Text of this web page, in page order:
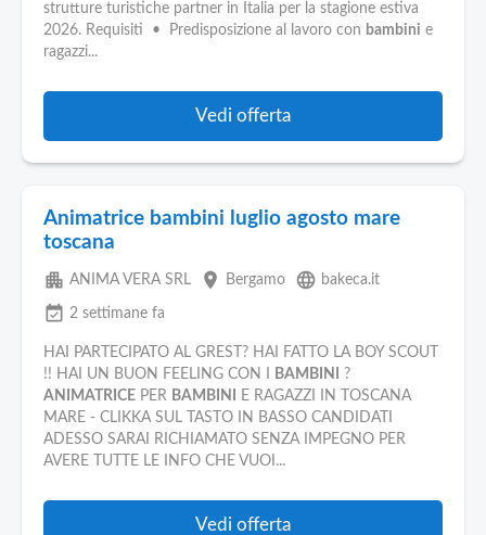
strutture turistiche partner in Italia per la stagione estiva
2026. Requisiti • Predisposizione al lavoro con bambini e
ragazzi...
Vedi offerta
Animatrice bambini luglio agosto mare
toscana
apartment ANIMA VERA SRL place Bergamo language bakeca.it
event_available 2 settimane fa
HAI PARTECIPATO AL GREST? HAI FATTO LA BOY SCOUT
!! HAI UN BUON FEELING CON I
BAMBINI
?
ANIMATRICE PER BAMBINI
E RAGAZZI IN TOSCANA
MARE - CLIKKA SUL TASTO IN BASSO CANDIDATI
ADESSO SARAI RICHIAMATO SENZA IMPEGNO PER
AVERE TUTTE LE INFO CHE VUOI...
Vedi offerta